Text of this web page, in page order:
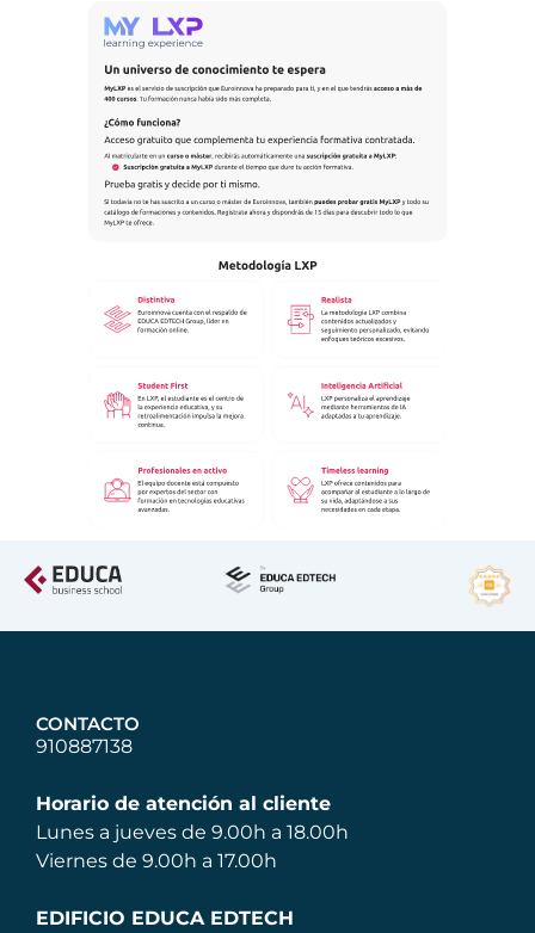
CONTACTO
910887138
Horario de atención al cliente
Lunes a jueves de 9.00h a 18.00h
Viernes de 9.00h a 17.00h
EDIFICIO EDUCA EDTECH